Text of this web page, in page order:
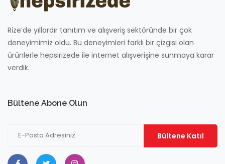
Rize’de yıllardır tanıtım ve alışveriş sektöründe bir çok
deneyimimiz oldu. Bu deneyimleri farklı bir çizgisi olan
ürünlerle hepsirizede ile internet alışverişine sunmaya karar
verdik.
Bültene Abone Olun
Bültene Katıl